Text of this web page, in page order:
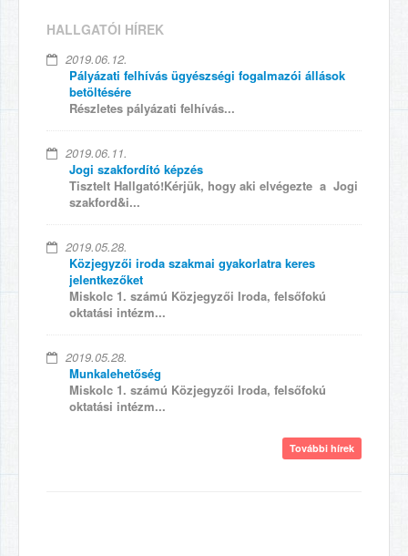
HALLGATÓI HÍREK
2019.06.12.
Pályázati felhívás ügyészségi fogalmazói állások
betöltésére
Részletes pályázati felhívás...
2019.06.11.
Jogi szakfordító képzés
Tisztelt Hallgató!Kérjük, hogy aki elvégezte a Jogi
szakford&i...
2019.05.28.
Közjegyzői iroda szakmai gyakorlatra keres
jelentkezőket
Miskolc 1. számú Közjegyzői Iroda, felsőfokú
oktatási intézm...
2019.05.28.
Munkalehetőség
Miskolc 1. számú Közjegyzői Iroda, felsőfokú
oktatási intézm...
További hírek